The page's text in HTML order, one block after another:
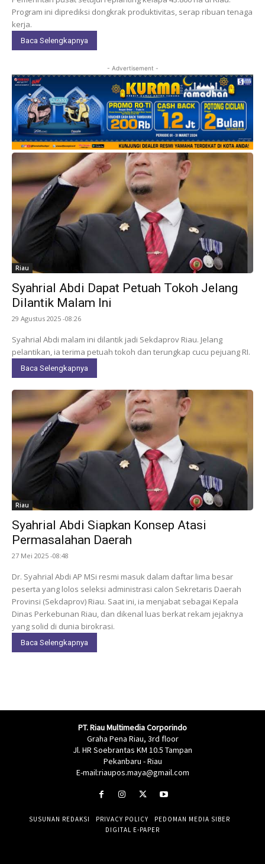
Program ini diprediksi dongkrak produktivitas, serap ribuan tenaga
kerja.
Baca Selengkapnya
- Advertisement -
Riau
Syahrial Abdi Dapat Petuah Tokoh Jelang
Dilantik Malam Ini
29 Agustus 2025 -08:26
Syahrial Abdi malam ini dilantik jadi Sekdaprov Riau. Jelang
pelantikan, ia terima petuah tokoh dan terungkap cucu pejuang RI.
Baca Selengkapnya
Riau
Syahrial Abdi Siapkan Konsep Atasi
Permasalahan Daerah
27 Mei 2025 -08:48
Dr. Syahrial Abdi AP MSi resmi masuk dalam daftar lima besar
peserta yang lolos seleksi administrasi calon Sekretaris Daerah
Provinsi (Sekdaprov) Riau. Saat ini, ia menjabat sebagai Kepala
Dinas Perkebunan Riau, dan dikenal luas berkat rekam jejaknya
yang solid di dunia birokrasi.
Baca Selengkapnya
PT. Riau Multimedia Corporindo
Graha Pena Riau, 3rd floor
Jl. HR Soebrantas KM 10.5 Tampan
Pekanbaru - Riau
E-mail:riaupos.maya@gmail.com
SUSUNAN REDAKSI PRIVACY POLICY
PEDOMAN MEDIA SIBER
DIGITAL E-PAPER